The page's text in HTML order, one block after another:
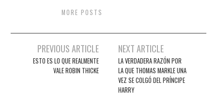
MORE POSTS
navigation
PREVIOUS ARTICLE
ESTO ES LO QUE REALMENTE
VALE ROBIN THICKE
NEXT ARTICLE
LA VERDADERA RAZÓN POR
LA QUE THOMAS MARKLE UNA
VEZ SE COLGÓ DEL PRÍNCIPE
HARRY